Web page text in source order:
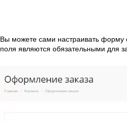
Вы можете сами настраивать форму
поля являются обязательными для